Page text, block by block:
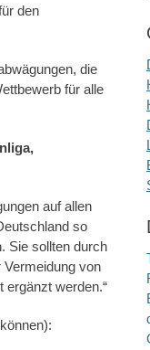
den
die
für alle
auf allen
so
Sie sollten durch
von
ergänzt werden.“